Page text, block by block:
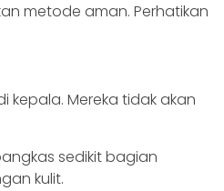
metode aman. Perhatikan
kepala. Mereka tidak akan
sedikit bagian
kulit.